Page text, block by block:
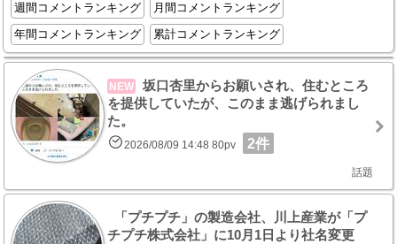
週間コメントランキング
月間コメントランキング
年間コメントランキング
累計コメントランキング
NEW
坂口杏里からお願いされ、住むところ
を提供していたが、このまま逃げられまし
た。
2026/08/09 14:48 80pv 2件
話題
「プチプチ」の製造会社、川上産業が「プ
チプチ株式会社」に10月1日より社名変更